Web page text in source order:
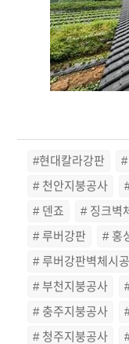
#현대칼라강판
# 천안지붕공사
# 덴죠
# 징크벽
# 루버강판
# 홍
# 루버강판벽체시공
# 부천지붕공사
# 충주지붕공사
# 청주지붕공사